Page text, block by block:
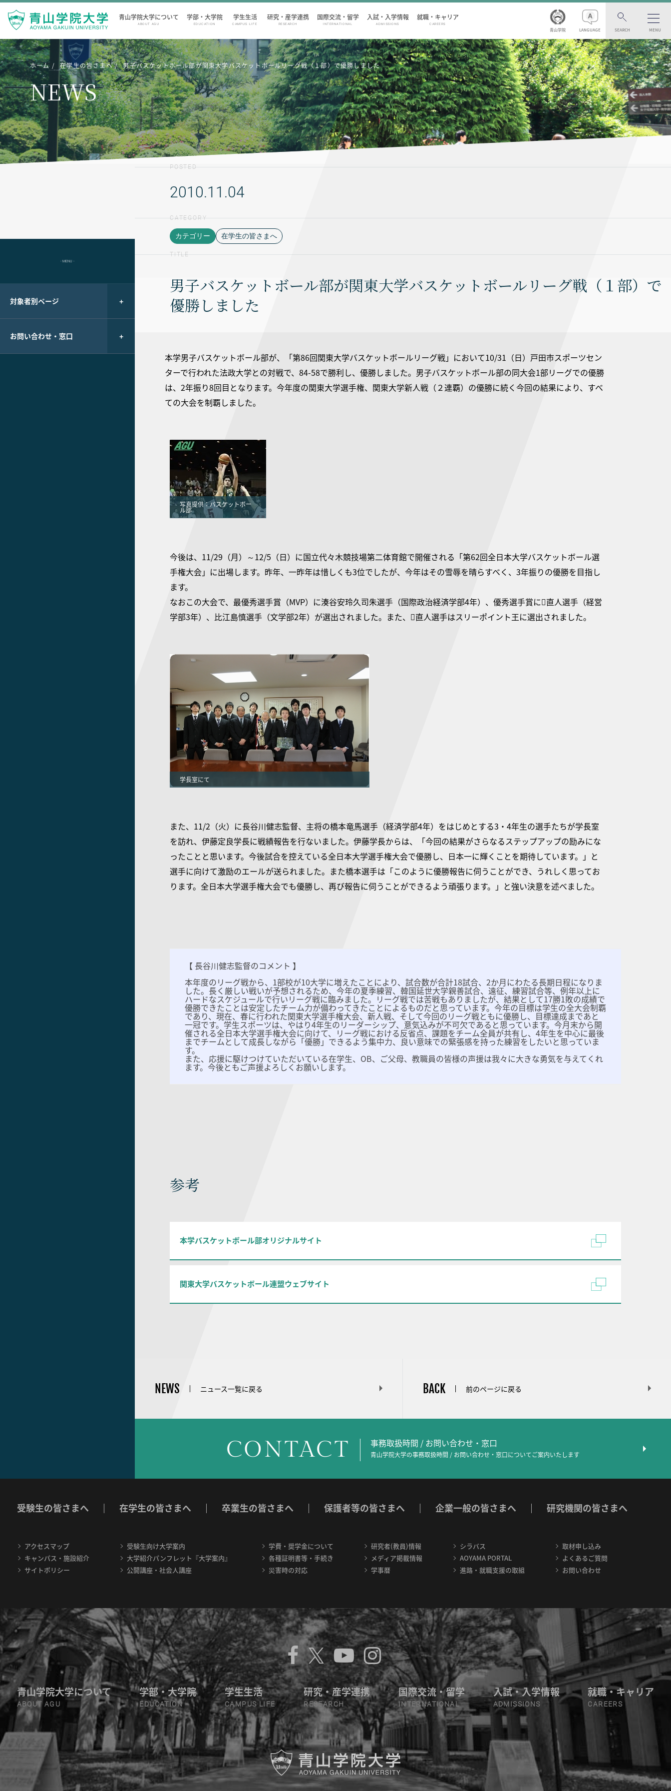
青山学院大学について
ABOUT AGU
学部・大学院
EDUCATION
学生生活
CAMPUS LIFE
研究・産学連携
RESEARCH
国際交流・留学
INTERNATIONAL
入試・入学情報
ADMISSIONS
就職・キャリア
CAREERS
青山学院 LANGUAGE SEARCH MENU
ホーム 在学生の皆さまへ 男子バスケットボール部が関東大学バスケットボールリーグ戦（１部）で優勝しました
NEWS
- MENU -
対象者別ページ
お問い合わせ・窓口
POSTED
2010.11.04
CATEGORY
カテゴリー 在学生の皆さまへ
TITLE
男子バスケットボール部が関東大学バスケットボールリーグ戦（１部）で
優勝しました
本学男子バスケットボール部が、「第86回関東大学バスケットボールリーグ戦」において10/31（日）戸田市スポーツセン
ターで行われた法政大学との対戦で、84-58で勝利し、優勝しました。男子バスケットボール部の同大会1部リーグでの優勝
は、2年振り8回目となります。今年度の関東大学選手権、関東大学新人戦（２連覇）の優勝に続く今回の結果により、すべ
ての大会を制覇しました。
写真提供：バスケットボー
ル部
今後は、11/29（月）～12/5（日）に国立代々木競技場第二体育館で開催される「第62回全日本大学バスケットボール選
手権大会」に出場します。昨年、一昨年は惜しくも3位でしたが、今年はその雪辱を晴らすべく、3年振りの優勝を目指し
ます。
なおこの大会で、最優秀選手賞（MVP）に湊谷安玲久司朱選手（国際政治経済学部4年）、優秀選手賞に直人選手（経営
学部3年）、比江島慎選手（文学部2年）が選出されました。また、直人選手はスリーポイント王に選出されました。
学長室にて
また、11/2（火）に長谷川健志監督、主将の橋本竜馬選手（経済学部4年）をはじめとする3・4年生の選手たちが学長室
を訪れ、伊藤定良学長に戦績報告を行ないました。伊藤学長からは、「今回の結果がさらなるステップアップの励みにな
ったことと思います。今後試合を控えている全日本大学選手権大会で優勝し、日本一に輝くことを期待しています。」と
選手に向けて激励のエールが送られました。また橋本選手は「このように優勝報告に伺うことができ、うれしく思ってお
ります。全日本大学選手権大会でも優勝し、再び報告に伺うことができるよう頑張ります。」と強い決意を述べました。
【 長谷川健志監督のコメント 】
本年度のリーグ戦から、1部校が10大学に増えたことにより、試合数が合計18試合、2か月にわたる長期日程になりま
した。長く厳しい戦いが予想されるため、今年の夏季練習、韓国延世大学親善試合、遠征、練習試合等、例年以上に
ハードなスケジュールで行いリーグ戦に臨みました。リーグ戦では苦戦もありましたが、結果として17勝1敗の成績で
優勝できたことは安定したチーム力が備わってきたことによるものだと思っています。今年の目標は学生の全大会制覇
であり、現在、春に行われた関東大学選手権大会、新人戦、そして今回のリーグ戦ともに優勝し、目標達成まであと
一冠です。学生スポーツは、やはり4年生のリーダーシップ、意気込みが不可欠であると思っています。今月末から開
催される全日本大学選手権大会に向けて、リーグ戦における反省点、課題をチーム全員が共有し、4年生を中心に最後
までチームとして成長しながら「優勝」できるよう集中力、良い意味での緊張感を持った練習をしたいと思っていま
す。
また、応援に駆けつけていただいている在学生、OB、ご父母、教職員の皆様の声援は我々に大きな勇気を与えてくれ
ます。今後ともご声援よろしくお願いします。
参考
本学バスケットボール部オリジナルサイト
関東大学バスケットボール連盟ウェブサイト
NEWS ニュース一覧に戻る BACK 前のページに戻る
CONTACT 事務取扱時間 / お問い合わせ・窓口
青山学院大学の事務取扱時間 / お問い合わせ・窓口についてご案内いたします
受験生の皆さまへ 在学生の皆さまへ 卒業生の皆さまへ 保護者等の皆さまへ 企業一般の皆さまへ 研究機関の皆さまへ
アクセスマップ
キャンパス・施設紹介
サイトポリシー
受験生向け大学案内
大学紹介パンフレット『大学案内』
公開講座・社会人講座
学費・奨学金について
各種証明書等・手続き
災害時の対応
研究者(教員)情報
メディア掲載情報
学事暦
シラバス
AOYAMA PORTAL
進路・就職支援の取組
取材申し込み
よくあるご質問
お問い合わせ
青山学院大学について
ABOUT AGU
学部・大学院
EDUCATION
学生生活
CAMPUS LIFE
研究・産学連携
RESEARCH
国際交流・留学
INTERNATIONAL
入試・入学情報
ADMISSIONS
就職・キャリア
CAREERS